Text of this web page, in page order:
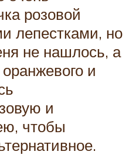
розовой
лепестками, но
не нашлось, а
и
и
чтобы